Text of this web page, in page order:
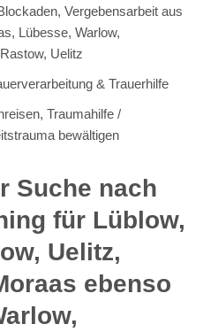
Vergebensarbeit aus
Lübesse, Warlow,
Uelitz
& Trauerhilfe
Traumahilfe /
bewältigen
Suche nach
für Lüblow,
Uelitz,
ebenso